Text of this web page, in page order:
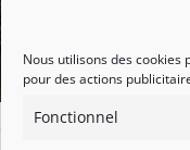
Nous utilisons des cookies
pour des actions
Fonctionnel
2023-061 AG_7818